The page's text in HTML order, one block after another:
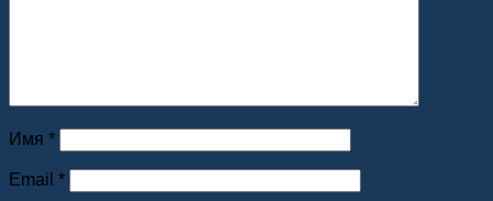
Имя *
Email *